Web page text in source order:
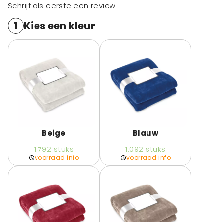
Schrijf als eerste een review
1 Kies een kleur
Beige
1.792 stuks
voorraad info
Blauw
1.092 stuks
voorraad info